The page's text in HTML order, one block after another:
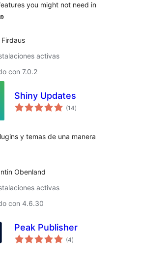
you might not need in
activas
con 7.0.2
Shiny Updates
(14valoraciones
en
)
y temas de una manera
Obenland
activas
con 4.6.30
Peak Publisher
(4valoraciones
en
)